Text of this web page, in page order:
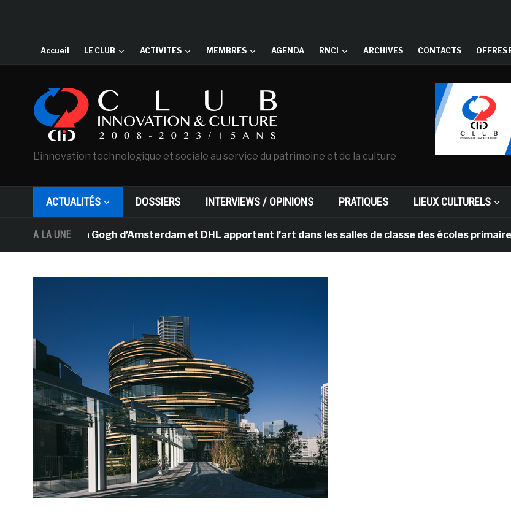
Accueil LE CLUB ACTIVITES MEMBRES AGENDA RNCI ARCHIVES CONTACTS OFFRES
L'innovation technologique et sociale au service du patrimoine et de la culture
ACTUALITÉS DOSSIERS INTERVIEWS / OPINIONS PRATIQUES LIEUX CULTURELS
A LA UNE
Van Gogh d’Amsterdam et DHL apportent l’art dans les salles de classe des écoles primaires des